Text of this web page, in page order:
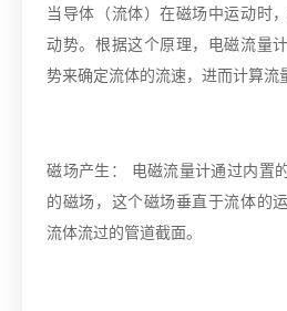
当导体（流体）在磁场中运动时
动势。根据这个原理，电磁流量
势来确定流体的流速，进而计算流
磁场产生： 电磁流量计通过内置
的磁场，这个磁场垂直于流体的
流体流过的管道截面。